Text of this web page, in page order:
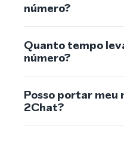
número?
Quanto tempo
número?
Posso portar meu
2Chat?